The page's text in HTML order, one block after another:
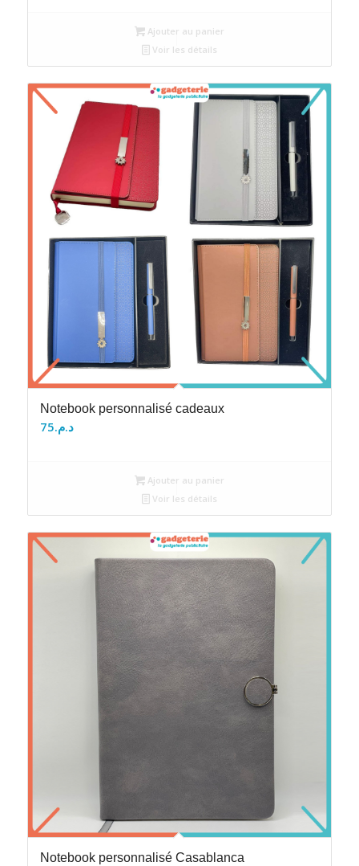
Ajouter au panier
Voir les détails
Notebook personnalisé cadeaux
د.م.75
Ajouter au panier
Voir les détails
Notebook personnalisé Casablanca